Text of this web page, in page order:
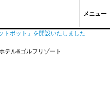
メニュー
トボット」を開設いたしました
テル&ゴルフリゾート